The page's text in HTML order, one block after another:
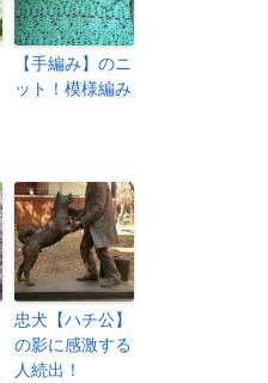
【手編み】のニ
ット！模様編み
忠犬【ハチ公】
の影に感激する
人続出！